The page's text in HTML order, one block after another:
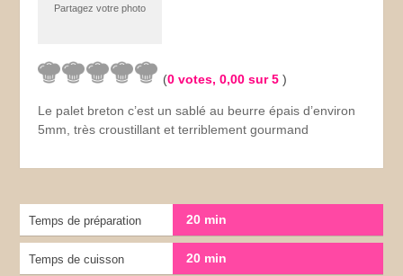
Partagez votre photo
(0 votes,0,00 sur 5)
Le palet breton c’est un sablé au beurre épais d’environ
5mm, très croustillant et terriblement gourmand
Temps de préparation 20 min
Temps de cuisson 20 min